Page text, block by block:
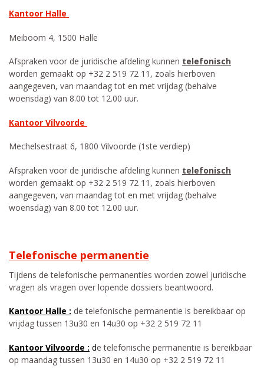
Kantoor Halle
Meiboom 4, 1500 Halle
Afspraken voor de juridische afdeling kunnen telefonisch
worden gemaakt op +32 2 519 72 11, zoals hierboven
aangegeven, van maandag tot en met vrijdag (behalve
woensdag) van 8.00 tot 12.00 uur.
Kantoor Vilvoorde
Mechelsestraat 6, 1800 Vilvoorde (1ste verdiep)
Afspraken voor de juridische afdeling kunnen telefonisch
worden gemaakt op +32 2 519 72 11, zoals hierboven
aangegeven, van maandag tot en met vrijdag (behalve
woensdag) van 8.00 tot 12.00 uur.
Telefonische permanentie
Tijdens de telefonische permanenties worden zowel juridische
vragen als vragen over lopende dossiers beantwoord.
Kantoor Halle : de telefonische permanentie is bereikbaar op
vrijdag tussen 13u30 en 14u30 op +32 2 519 72 11
Kantoor Vilvoorde : de telefonische permanentie is bereikbaar
op maandag tussen 13u30 en 14u30 op +32 2 519 72 11